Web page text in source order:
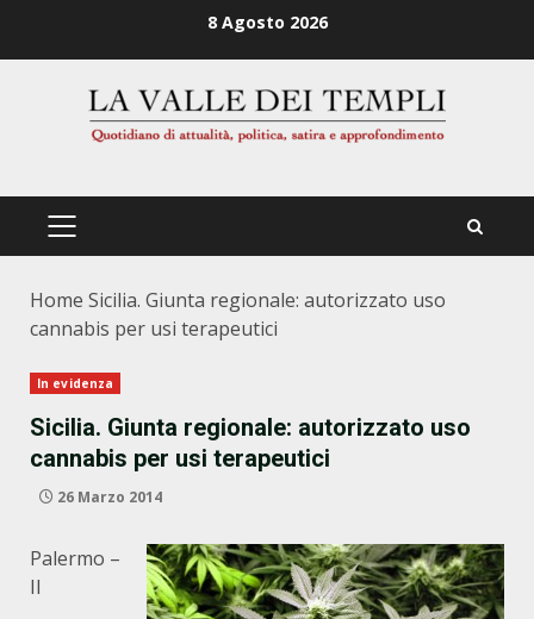
8 Agosto 2026
PRIMÄRES
Home Sicilia. Giunta regionale: autorizzato uso
cannabis per usi terapeutici
In evidenza
Sicilia. Giunta regionale: autorizzato uso
cannabis per usi terapeutici
26 Marzo 2014
Palermo –
Il